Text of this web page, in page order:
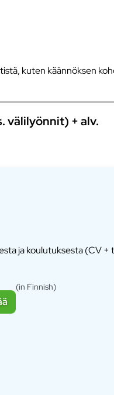
kuten käännöksen
välilyönnit) + alv.
ja koulutuksesta (CV
(in Finnish)